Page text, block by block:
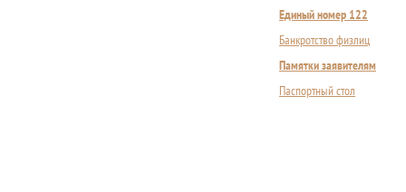
Единый номер 122
Банкротство физлиц
Памятки заявителям
Паспортный стол